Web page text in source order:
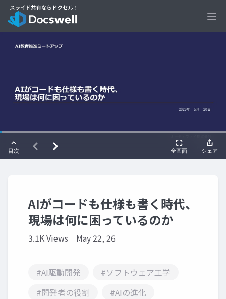
AIがコードも仕様も書く時代、
現場は何に困っているのか
3.1K Views May 22, 26
#AI駆動開発
#ソフトウェア工学
#開発者の役割
#AIの進化